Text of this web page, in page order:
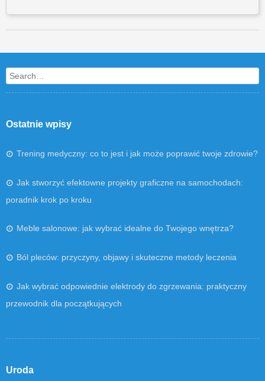
Post navigation
Search
Ostatnie wpisy
Trening medyczny: co to jest i jak może poprawić twoje zdrowie?
Jak stworzyć efektowne projekty graficzne na samochodach:
poradnik krok po kroku
Meble salonowe: jak wybrać idealne do Twojego wnętrza?
Ból pleców: przyczyny, objawy i skuteczne metody leczenia
Jak wybrać odpowiednie elektrody do zgrzewania: praktyczny
przewodnik dla początkujących
Uroda